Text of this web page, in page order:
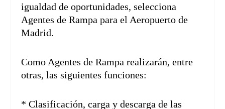
igualdad de oportunidades, selecciona
Agentes de Rampa para el Aeropuerto de
Madrid.
Como Agentes de Rampa realizarán, entre
otras, las siguientes funciones:
* Clasificación, carga y descarga de las